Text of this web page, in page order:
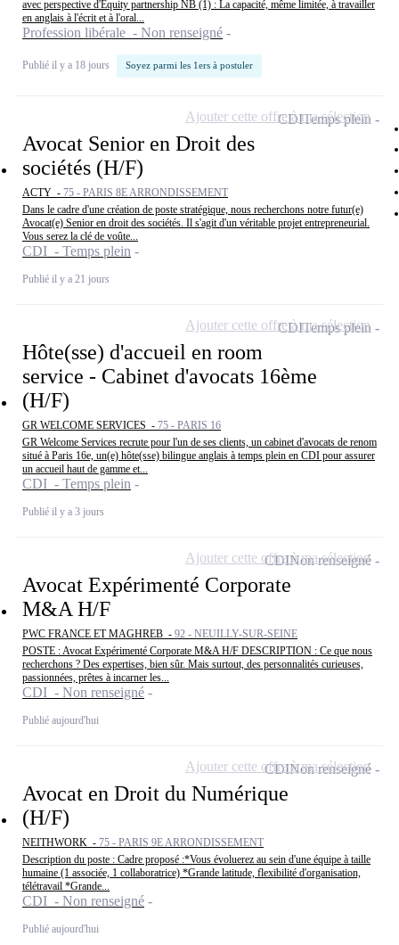
avec perspective d'Equity partnership NB (1) : La capacité, même limitée, à travailler
en anglais à l'écrit et à l'oral...
Profession libérale - Non renseigné
Publié il y a 18 jours Soyez parmi les 1ers à postuler
Avocat Senior en Droit des
sociétés (H/F)
ACTY - 75 - PARIS 8E ARRONDISSEMENT
Dans le cadre d'une création de poste stratégique, nous recherchons notre futur(e)
Avocat(e) Senior en droit des sociétés. Il s'agit d'un véritable projet entrepreneurial.
Vous serez la clé de voûte...
CDI - Temps plein
Publié il y a 21 jours
CDITemps plein
Ajouter cette offre à ma sélection
Hôte(sse) d'accueil en room
service - Cabinet d'avocats 16ème
(H/F)
GR WELCOME SERVICES - 75 - PARIS 16
GR Welcome Services recrute pour l'un de ses clients, un cabinet d'avocats de renom
situé à Paris 16e, un(e) hôte(sse) bilingue anglais à temps plein en CDI pour assurer
un accueil haut de gamme et...
CDI - Temps plein
Publié il y a 3 jours
CDITemps plein
Ajouter cette offre à ma sélection
Avocat Expérimenté Corporate
M&A H/F
PWC FRANCE ET MAGHREB - 92 - NEUILLY-SUR-SEINE
POSTE : Avocat Expérimenté Corporate M&A H/F DESCRIPTION : Ce que nous
recherchons ? Des expertises, bien sûr. Mais surtout, des personnalités curieuses,
passionnées, prêtes à incarner les...
CDI - Non renseigné
Publié aujourd'hui
CDINon renseigné
Ajouter cette offre à ma sélection
Avocat en Droit du Numérique
(H/F)
NEITHWORK - 75 - PARIS 9E ARRONDISSEMENT
Description du poste : Cadre proposé :*Vous évoluerez au sein d'une équipe à taille
humaine (1 associée, 1 collaboratrice) *Grande latitude, flexibilité d'organisation,
télétravail *Grande...
CDI - Non renseigné
Publié aujourd'hui
CDINon renseigné
Ajouter cette offre à ma sélection